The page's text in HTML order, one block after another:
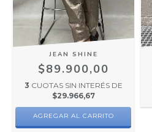
JEAN SHINE
$89.900,00
3 CUOTAS SIN INTERÉS DE
$29.966,67
AGREGAR AL CARRITO